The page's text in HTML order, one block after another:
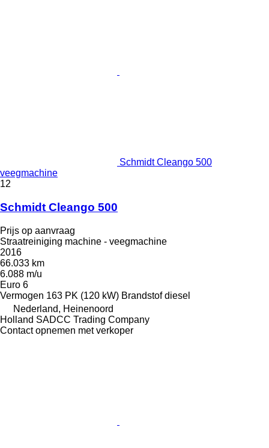
Schmidt Cleango 500
veegmachine
12
Schmidt Cleango 500
Prijs op aanvraag
Straatreiniging machine - veegmachine
2016
66.033 km
6.088 m/u
Euro 6
Vermogen 163 PK (120 kW) Brandstof diesel
Nederland, Heinenoord
Holland SADCC Trading Company
Contact opnemen met verkoper